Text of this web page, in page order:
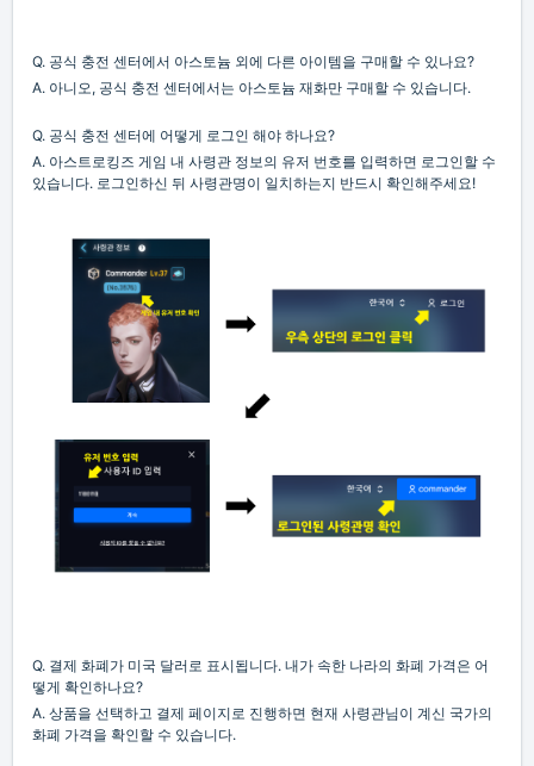
Q. 공식 충전 센터에서 아스토늄 외에 다른 아이템을 구매할 수 있나요?
A. 아니오, 공식 충전 센터에서는 아스토늄 재화만 구매할 수 있습니다.
Q. 공식 충전 센터에 어떻게 로그인 해야 하나요?
A. 아스트로킹즈 게임 내 사령관 정보의 유저 번호를 입력하면 로그인할 수
있습니다. 로그인하신 뒤 사령관명이 일치하는지 반드시 확인해주세요!
Q. 결제 화폐가 미국 달러로 표시됩니다. 내가 속한 나라의 화폐 가격은 어
떻게 확인하나요?
A. 상품을 선택하고 결제 페이지로 진행하면 현재 사령관님이 계신 국가의
화폐 가격을 확인할 수 있습니다.